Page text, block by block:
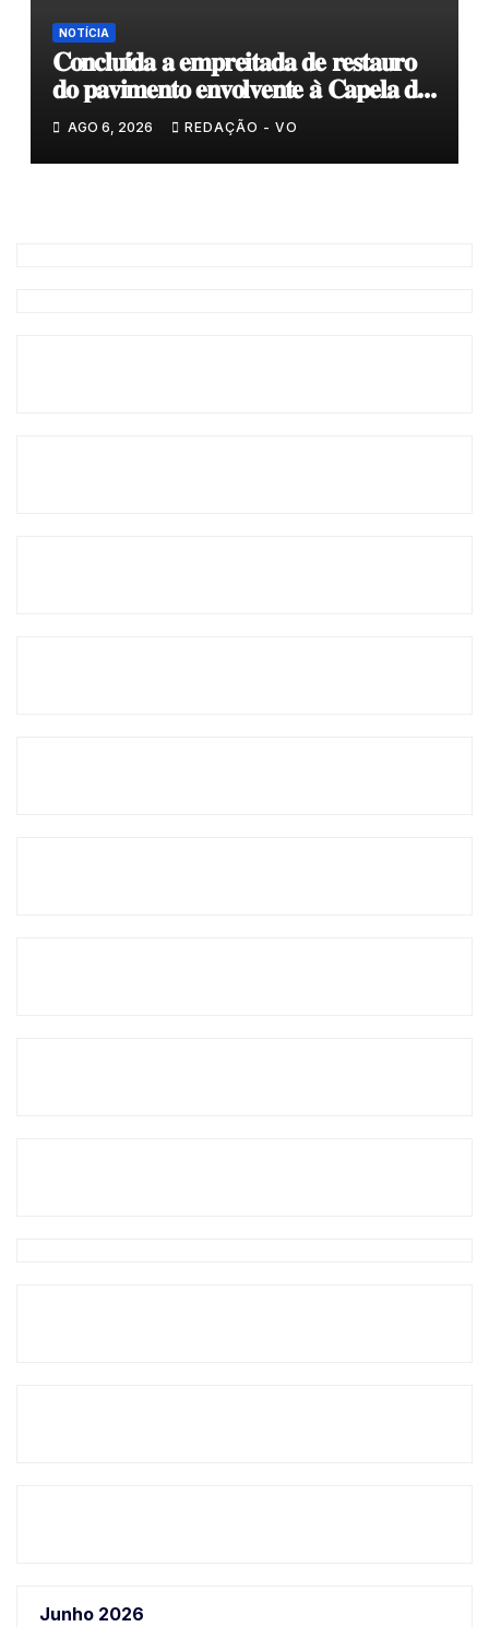
NOTÍCIA
𝐂𝐨𝐧𝐜𝐥𝐮𝐢́𝐝𝐚 𝐚 𝐞𝐦𝐩𝐫𝐞𝐢𝐭𝐚𝐝𝐚 𝐝𝐞 𝐫𝐞𝐬𝐭𝐚𝐮𝐫𝐨
𝐝𝐨 𝐩𝐚𝐯𝐢𝐦𝐞𝐧𝐭𝐨 𝐞𝐧𝐯𝐨𝐥𝐯𝐞𝐧𝐭𝐞 𝐚̀ 𝐂𝐚𝐩𝐞𝐥𝐚 𝐝𝐞
𝐂𝐨𝐯𝐚𝐬
AGO 6, 2026 REDAÇÃO - VO
Junho 2026